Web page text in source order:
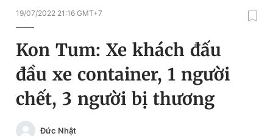
Chuyên mục
Chuyên mục khác
Chào ngày mới
Đổi mật khẩu
Tin đã lưu
Tin đã xem
19/07/2022 21:16 GMT+7
Kon Tum: Xe khách đấu
đầu xe container, 1 người
chết, 3 người bị thương
Đức Nhật